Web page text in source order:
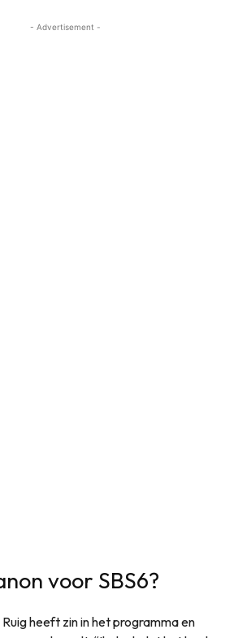
- Advertisement -
voor SBS6?
heeft zin in het programma en